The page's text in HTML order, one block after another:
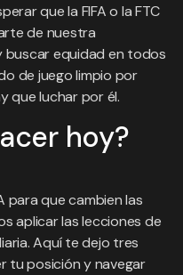
que la FIFA o la FTC
de nuestra
buscar equidad en todos
de juego limpio por
que luchar por él.
hoy?
para que cambien las
aplicar las lecciones de
Aquí te dejo tres
tu posición y navegar